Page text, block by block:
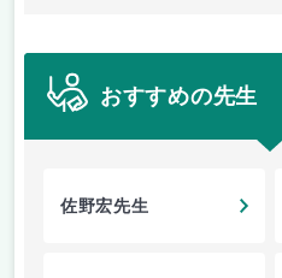
おすすめの先生
佐野宏先生